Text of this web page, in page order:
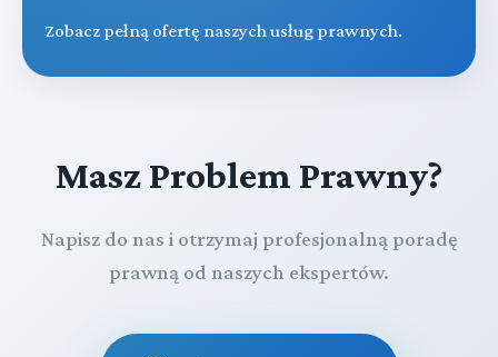
Zobacz pełną ofertę naszych usług prawnych.
Masz Problem Prawny?
Napisz do nas i otrzymaj profesjonalną poradę
prawną od naszych ekspertów.